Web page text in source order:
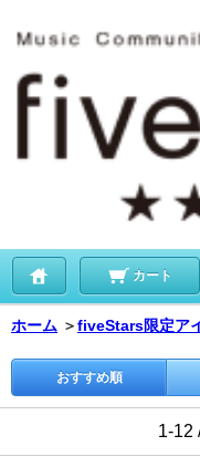
カート
ホーム ＞fiveStars限定ア
おすすめ順
1-12